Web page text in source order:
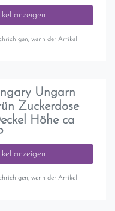
anzeigen
wenn der Artikel
Ungarn
Zuckerdose
Höhe ca
anzeigen
wenn der Artikel